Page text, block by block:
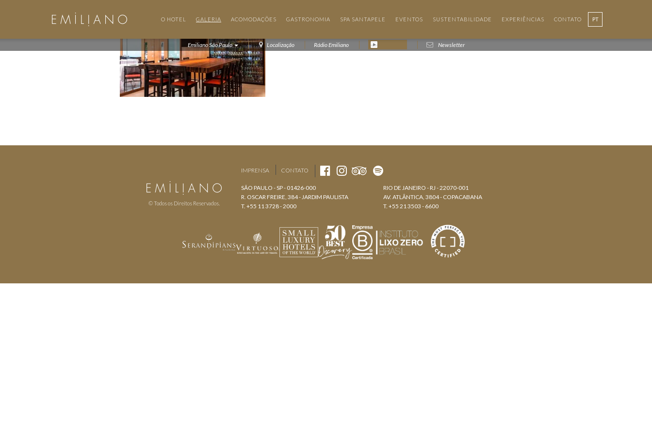
O HOTEL GALERIA ACOMODAÇÕES GASTRONOMIA SPA SANTAPELE EVENTOS SUSTENTABILIDADE EXPERIÊNCIAS CONTATO PT
Emiliano São Paulo Localização Rádio Emiliano Newsletter
© Todos os Direitos Reservados.
IMPRENSA CONTATO
SÃO PAULO - SP - 01426-000
R. OSCAR FREIRE, 384 - JARDIM PAULISTA
T. +55 11 3728 - 2000
RIO DE JANEIRO - RJ - 22070-001
AV. ATLÂNTICA, 3804 - COPACABANA
T. +55 21 3503 - 6600